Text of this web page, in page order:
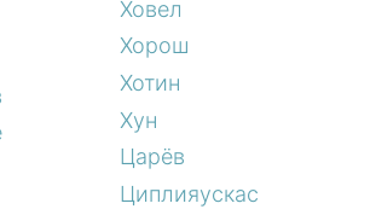
Ховел
Хорош
Хотин
Хун
Царёв
Циплияускас